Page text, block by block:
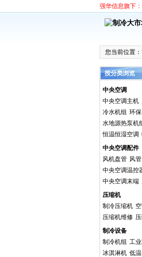
强华信息旗下：
您当前位置：
按分类浏览
中央空调
中央空调主机
冷水机组 环
水地源热泵机
恒温恒湿空调
中央空调配件
风机盘管 风管
中央空调温控
中央空调末端
压缩机
制冷压缩机
压缩机维修
制冷设备
制冷机组 工
冰淇淋机 低